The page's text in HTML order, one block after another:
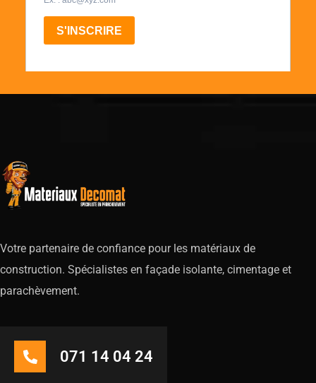
Votre partenaire de confiance pour les matériaux de
construction. Spécialistes en façade isolante, cimentage et
parachèvement.
071 14 04 24